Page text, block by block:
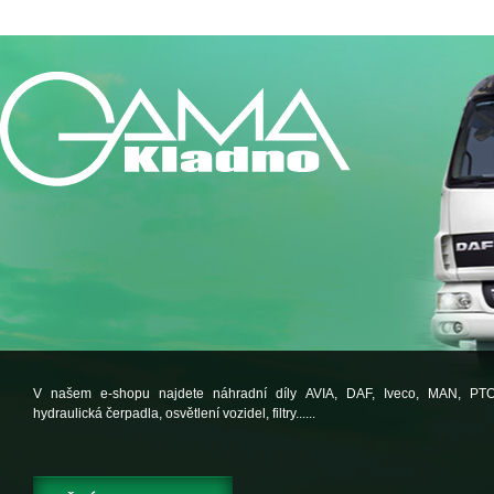
V našem e-shopu najdete náhradní díly AVIA, DAF, Iveco, MAN,
hydraulická čerpadla, osvětlení vozidel, filtry......